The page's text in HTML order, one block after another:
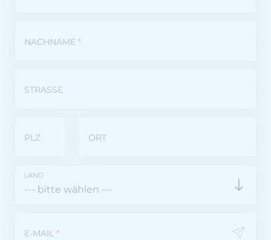
NACHNAME *
STRASSE
PLZ ORT
LAND
E-MAIL *